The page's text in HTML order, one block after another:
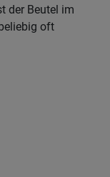
der Beutel im
oft